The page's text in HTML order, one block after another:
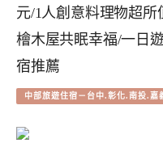
元/1人創意料理物超
檜木屋共眠幸福/一日
宿推薦
中部旅遊住宿－台中.彰化.南投.嘉